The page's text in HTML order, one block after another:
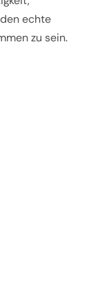
echte
zu sein.